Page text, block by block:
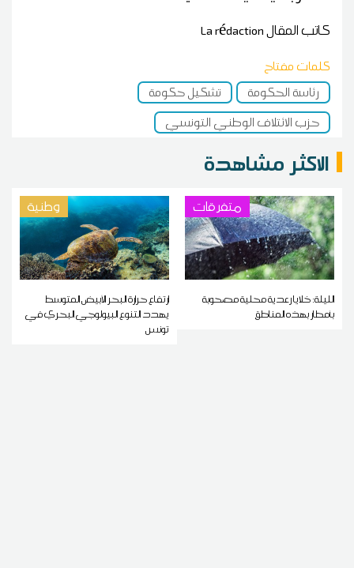
كاتب المقالLa rédaction
كلمات مفتاح
رئاسة الحكومة
تشكيل حكومة
حزب الائتلاف الوطني التونسي
الاكثر مشاهدة
متفرقات
الليلة: خلايا رعدية محلية مصحوبة
بأمطار بهذه المناطق
وطنية
ارتفاع حرارة البحر الأبيض المتوسط
يهدد التنوع البيولوجي البحري في
تونس